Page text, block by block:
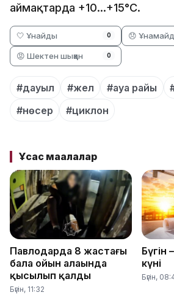
аймақтарда +10…+15°С.
🤍 Ұнайды 0 😞
😡 Шектен шыққан 0
#дауыл #жел #ауа райы
#нөсер
#циклон
Ұқсас мақалалар
Павлодарда 8 жастағы
бала ойын алаңында
қысылып қалды
Бүгін, 11:32
күні
Бүгін,